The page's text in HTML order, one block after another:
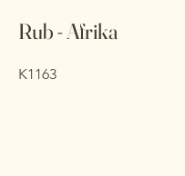
Rub - Afrika
K1163